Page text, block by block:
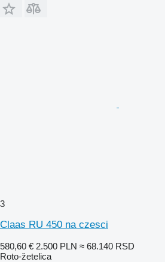
3
Claas RU 450 na czesci
580,60 € 2.500 PLN ≈ 68.140 RSD
Roto-žetelica